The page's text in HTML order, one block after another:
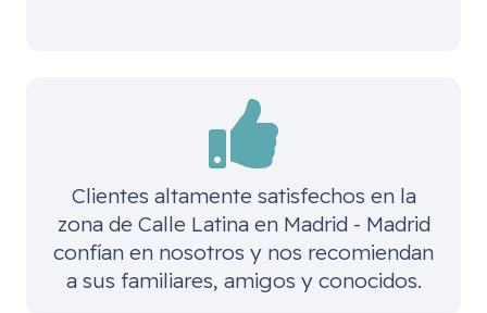
Clientes altamente satisfechos en la
zona de Calle Latina en Madrid - Madrid
confían en nosotros y nos recomiendan
a sus familiares, amigos y conocidos.